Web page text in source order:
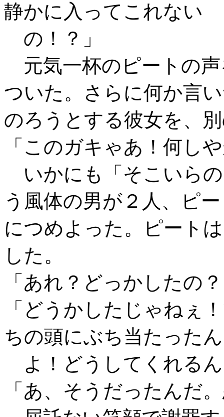
静かに入ってこれない
の！？」
元気一杯のピートの
ついた。さらに何か言
のろうとする彼女を、
「このガキゃあ！何し
いかにも「そこいら
う風体の男が２人、ピ
につめよった。ピート
した。
「あれ？どっかしたの
「どうかしたじゃねぇ
ちの頭にぶち当たった
よ！どうしてくれる
「あ、そうだったんだ